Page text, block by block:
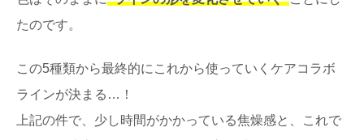
たのです。
この5種類から最終的にこれから使っていくケアコラボ
ラインが決まる…！
上記の件で、少し時間がかかっている焦燥感と、これで